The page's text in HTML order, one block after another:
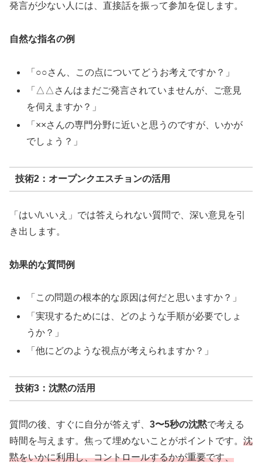
発言が少ない人には、直接話を振って参加を促します。
自然な指名の例
「○○さん、この点についてどうお考えですか？」
「△△さんはまだご発言されていませんが、ご意見
を伺えますか？」
「××さんの専門分野に近いと思うのですが、いかが
でしょう？」
技術2：オープンクエスチョンの活用
「はい/いいえ」では答えられない質問で、深い意見を引
き出します。
効果的な質問例
「この問題の根本的な原因は何だと思いますか？」
「実現するためには、どのような手順が必要でしょ
うか？」
「他にどのような視点が考えられますか？」
技術3：沈黙の活用
質問の後、すぐに自分が答えず、 3〜5秒の沈黙で考える
時間を与えます。焦って埋めないことがポイントです。 沈
黙をいかに利用し、コントロールするかが重要です、